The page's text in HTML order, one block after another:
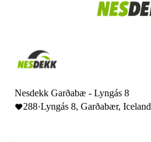
Nesdekk Garðabæ - Lyngás 8
288·Lyngás 8, Garðabær, Iceland